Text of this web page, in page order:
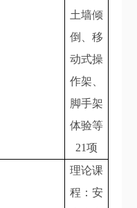
土墙倾
倒、移
动式操
作架、
脚手架
体验等
21项
理论课
程：安